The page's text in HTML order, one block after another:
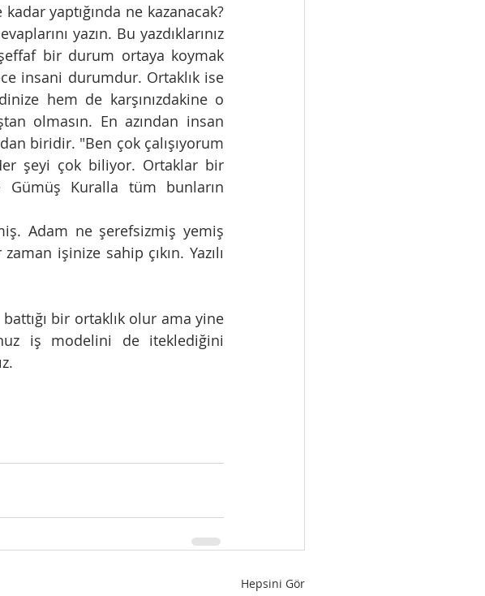
yaptığında ne kazanacak?
yazın. Bu yazdıklarınız
bir durum ortaya koymak
insani durumdur. Ortaklık ise
hem de karşınızdakine o
olmasın. En azından insan
biridir. "Ben çok çalışıyorum
şeyi çok biliyor. Ortaklar bir
Gümüş Kuralla tüm bunların
Adam ne şerefsizmiş yemiş
işinize sahip çıkın. Yazılı
bir ortaklık olur ama yine
iş modelini de iteklediğini
Hepsini Gör